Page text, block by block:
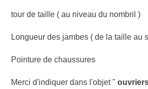
tour de taille ( au niveau du nombril )
Longueur des jambes ( de la taille au
Pointure de chaussures
Merci d'indiquer dans l'objet "